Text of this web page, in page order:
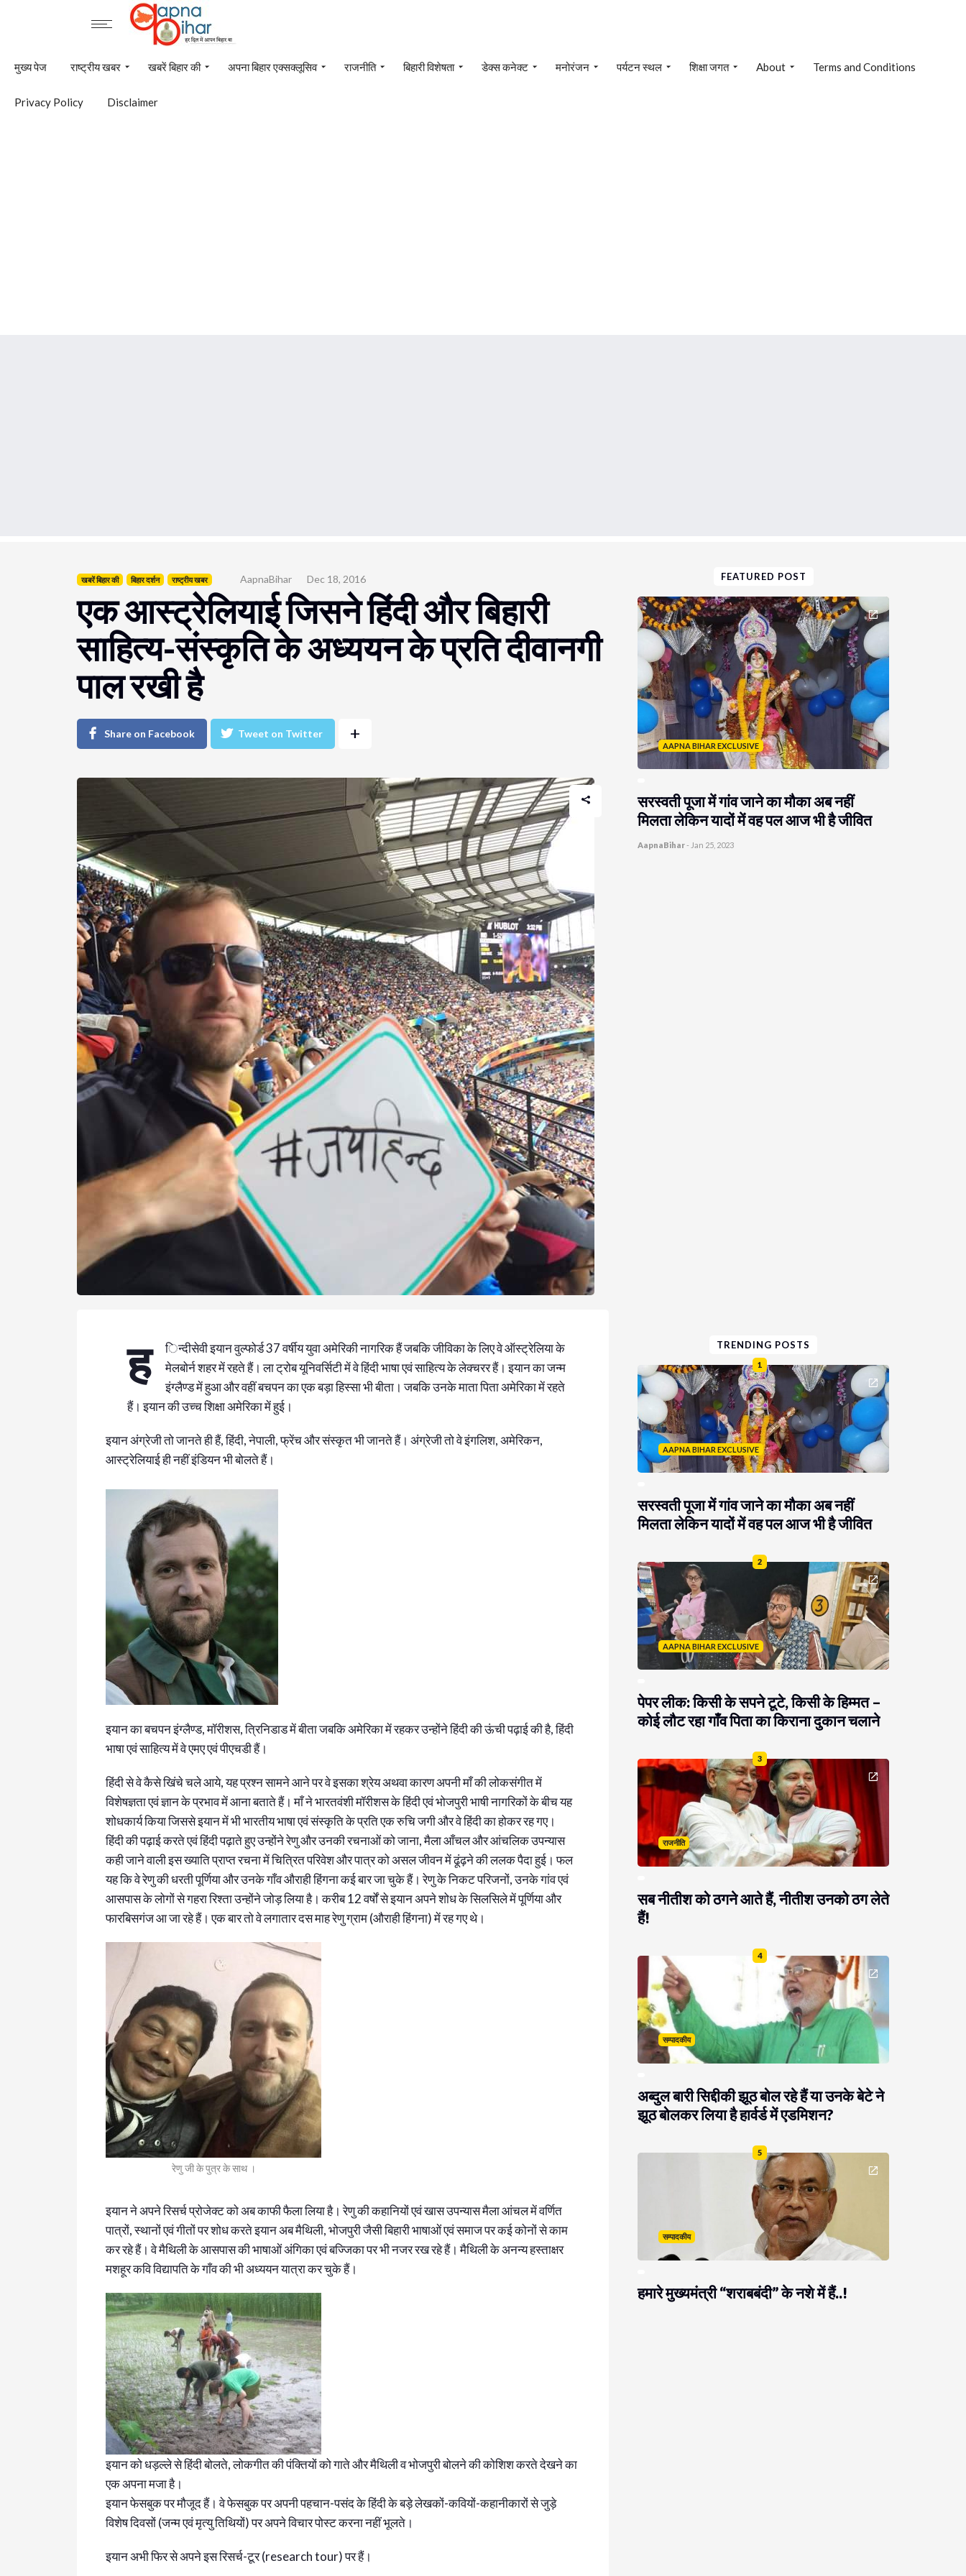
मुख्य पेज राष्ट्रीय खबर खबरें बिहार की अपना बिहार एक्सक्लूसिव राजनीति बिहारी विशेषता डेक्स कनेक्ट मनोरंजन पर्यटन स्थल शिक्षा जगत About Terms and Conditions
Privacy Policy Disclaimer
खबरें बिहार की बिहार दर्शन राष्ट्रीय खबर AapnaBihar Dec 18, 2016
एक आस्ट्रेलियाई जिसने हिंदी और बिहारी
साहित्य-संस्कृति के अध्ययन के प्रति दीवानगी
पाल रखी है
Share on Facebook Tweet on Twitter +
ह
िन्दीसेवी इयान वुल्फोर्ड 37 वर्षीय युवा अमेरिकी नागरिक हैं जबकि जीविका के लिए वे ऑस्ट्रेलिया के
मेलबोर्न शहर में रहते हैं। ला ट्रोब यूनिवर्सिटी में वे हिंदी भाषा एवं साहित्य के लेक्चरर हैं। इयान का जन्म
इंग्लैण्ड में हुआ और वहीं बचपन का एक बड़ा हिस्सा भी बीता। जबकि उनके माता पिता अमेरिका में रहते
हैं। इयान की उच्च शिक्षा अमेरिका में हुई।
इयान अंग्रेजी तो जानते ही हैं, हिंदी, नेपाली, फ्रेंच और संस्कृत भी जानते हैं। अंग्रेजी तो वे इंगलिश, अमेरिकन,
आस्ट्रेलियाई ही नहीं इंडियन भी बोलते हैं।
इयान का बचपन इंग्लैण्ड, मॉरीशस, त्रिनिडाड में बीता जबकि अमेरिका में रहकर उन्होंने हिंदी की ऊंची पढ़ाई की है, हिंदी
भाषा एवं साहित्य में वे एमए एवं पीएचडी हैं।
हिंदी से वे कैसे खिंचे चले आये, यह प्रश्न सामने आने पर वे इसका श्रेय अथवा कारण अपनी माँ की लोकसंगीत में
विशेषज्ञता एवं ज्ञान के प्रभाव में आना बताते हैं। माँ ने भारतवंशी मॉरीशस के हिंदी एवं भोजपुरी भाषी नागरिकों के बीच यह
शोधकार्य किया जिससे इयान में भी भारतीय भाषा एवं संस्कृति के प्रति एक रुचि जगी और वे हिंदी का होकर रह गए।
हिंदी की पढ़ाई करते एवं हिंदी पढ़ाते हुए उन्होंने रेणु और उनकी रचनाओं को जाना, मैला आँचल और आंचलिक उपन्यास
कही जाने वाली इस ख्याति प्राप्त रचना में चित्रित परिवेश और पात्र को असल जीवन में ढूंढ़ने की ललक पैदा हुई। फल
यह कि वे रेणु की धरती पूर्णिया और उनके गाँव औराही हिंगना कई बार जा चुके हैं। रेणु के निकट परिजनों, उनके गांव एवं
आसपास के लोगों से गहरा रिश्ता उन्होंने जोड़ लिया है। करीब 12 वर्षों से इयान अपने शोध के सिलसिले में पूर्णिया और
फारबिसगंज आ जा रहे हैं। एक बार तो वे लगातार दस माह रेणु ग्राम (औराही हिंगना) में रह गए थे।
रेणु जी के पुत्र के साथ ।
इयान ने अपने रिसर्च प्रोजेक्ट को अब काफी फैला लिया है। रेणु की कहानियों एवं खास उपन्यास मैला आंचल में वर्णित
पात्रों, स्थानों एवं गीतों पर शोध करते इयान अब मैथिली, भोजपुरी जैसी बिहारी भाषाओं एवं समाज पर कई कोनों से काम
कर रहे हैं। वे मैथिली के आसपास की भाषाओं अंगिका एवं बज्जिका पर भी नजर रख रहे हैं। मैथिली के अनन्य हस्ताक्षर
मशहूर कवि विद्यापति के गाँव की भी अध्ययन यात्रा कर चुके हैं।
इयान को धड़ल्ले से हिंदी बोलते, लोकगीत की पंक्तियों को गाते और मैथिली व भोजपुरी बोलने की कोशिश करते देखने का
एक अपना मजा है।
इयान फेसबुक पर मौजूद हैं। वे फेसबुक पर अपनी पहचान-पसंद के हिंदी के बड़े लेखकों-कवियों-कहानीकारों से जुड़े
विशेष दिवसों (जन्म एवं मृत्यु तिथियों) पर अपने विचार पोस्ट करना नहीं भूलते।
इयान अभी फिर से अपने इस रिसर्च-टूर (research tour) पर हैं।
FEATURED POST
AAPNA BIHAR EXCLUSIVE
सरस्वती पूजा में गांव जाने का मौका अब नहीं
मिलता लेकिन यादों में वह पल आज भी है जीवित
AapnaBihar- Jan 25, 2023
TRENDING POSTS
1
AAPNA BIHAR EXCLUSIVE
सरस्वती पूजा में गांव जाने का मौका अब नहीं
मिलता लेकिन यादों में वह पल आज भी है जीवित
2
AAPNA BIHAR EXCLUSIVE
पेपर लीक: किसी के सपने टूटे, किसी के हिम्मत –
कोई लौट रहा गाँव पिता का किराना दुकान चलाने
3
राजनीति
सब नीतीश को ठगने आते हैं, नीतीश उनको ठग लेते
हैं!
4
सम्पादकीय
अब्दुल बारी सिद्दीकी झूठ बोल रहे हैं या उनके बेटे ने
झूठ बोलकर लिया है हार्वर्ड में एडमिशन?
5
सम्पादकीय
हमारे मुख्यमंत्री “शराबबंदी” के नशे में हैं..!